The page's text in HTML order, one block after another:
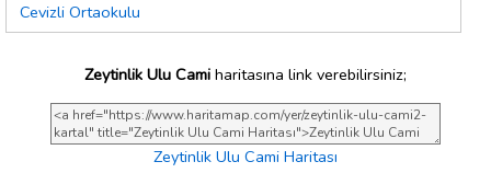
Cevizli Ortaokulu
Zeytinlik Ulu Cami haritasına link verebilirsiniz;
Zeytinlik Ulu Cami Haritası